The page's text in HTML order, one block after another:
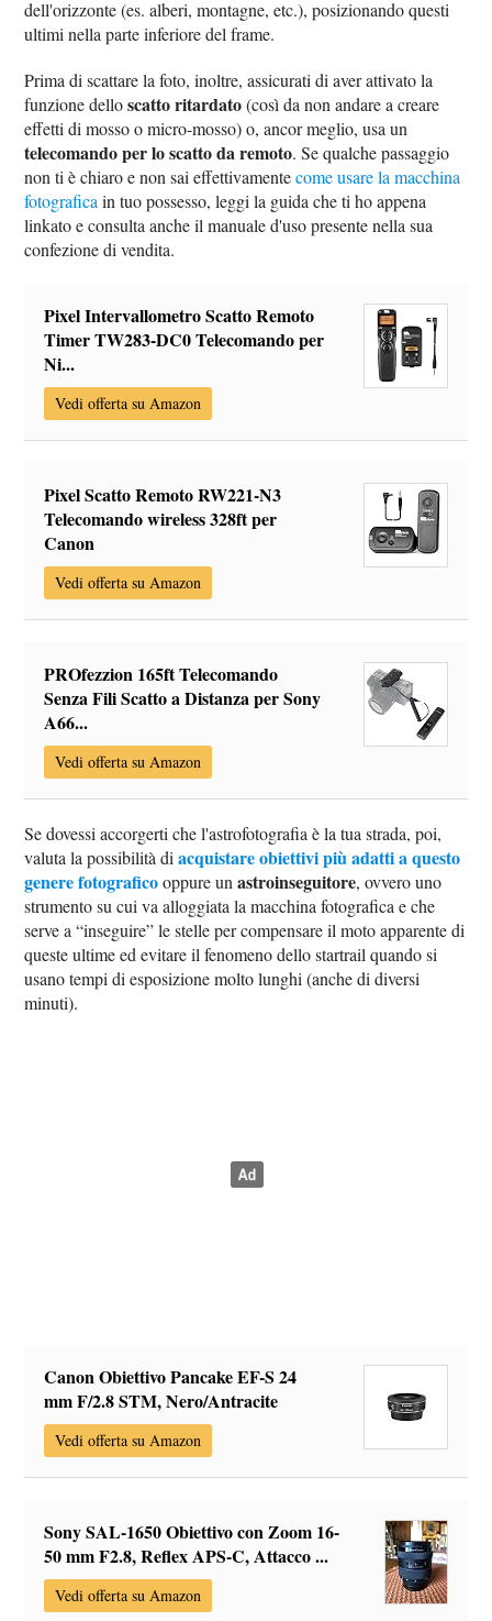
dell'orizzonte (es. alberi, montagne, etc.), posizionando questi
ultimi nella parte inferiore del frame.
Prima di scattare la foto, inoltre, assicurati di aver attivato la
funzione delloscatto ritardato(così da non andare a creare
effetti di mosso o micro-mosso) o, ancor meglio, usa un
telecomando per lo scatto da remoto. Se qualche passaggio
non ti è chiaro e non sai effettivamentecome usare la macchina
fotograficain tuo possesso, leggi la guida che ti ho appena
linkato e consulta anche il manuale d'uso presente nella sua
confezione di vendita.
Pixel Intervallometro Scatto Remoto
Timer TW283-DC0 Telecomando per
Ni...
Vedi offerta su Amazon
Pixel Scatto Remoto RW221-N3
Telecomando wireless 328ft per
Canon
Vedi offerta su Amazon
PROfezzion 165ft Telecomando
Senza Fili Scatto a Distanza per Sony
A66...
Vedi offerta su Amazon
Se dovessi accorgerti che l'astrofotografia è la tua strada, poi,
valuta la possibilità diacquistare obiettivi più adatti a questo
genere fotograficooppure unastroinseguitore, ovvero uno
strumento su cui va alloggiata la macchina fotografica e che
serve a “inseguire” le stelle per compensare il moto apparente di
queste ultime ed evitare il fenomeno dello startrail quando si
usano tempi di esposizione molto lunghi (anche di diversi
minuti).
Canon Obiettivo Pancake EF-S 24
mm F/2.8 STM, Nero/Antracite
Vedi offerta su Amazon
Sony SAL-1650 Obiettivo con Zoom 16-
50 mm F2.8, Reflex APS-C, Attacco ...
Vedi offerta su Amazon